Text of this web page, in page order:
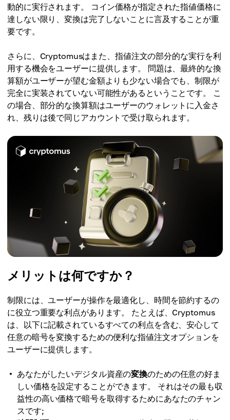
動的に実行されます。 コイン価格が指定された指値価格に
達しない限り、変換は完了しないことに言及することが重
要です。
さらに、Cryptomusはまた、指値注文の部分的な実行を利
用する機会をユーザーに提供します。 問題は、最終的な換
算額がユーザーが望む金額よりも少ない場合でも、制限が
完全に実装されていない可能性があるということです。 こ
の場合、部分的な換算額はユーザーのウォレットに入金さ
れ、残りは後で同じアカウントで受け取られます。
メリットは何ですか？
制限には、ユーザーが操作を最適化し、時間を節約するの
に役立つ重要な利点があります。 たとえば、Cryptomus
は、以下に記載されているすべての利点を含む、安心して
任意の暗号を変換するための便利な指値注文オプションを
ユーザーに提供します。
あなたがしたいデジタル資産の変換のための任意の好ま
しい価格を設定することができます。 それはその最も収
益性の高い価格で暗号を取得するためにあなたのチャン
スです;